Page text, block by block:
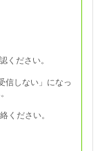
ください。
信しない」になっ
。
ください。